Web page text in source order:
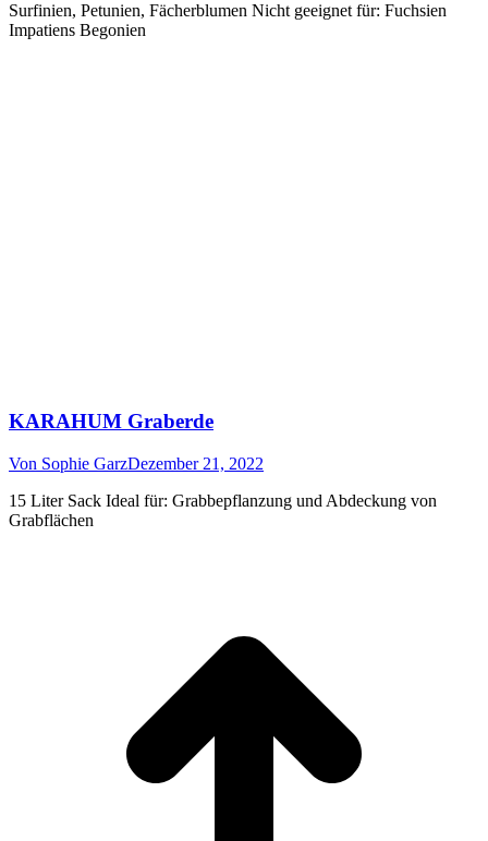
Surfinien, Petunien, Fächerblumen Nicht geeignet für: Fuchsien
Impatiens Begonien
KARAHUM Graberde
Von Sophie GarzDezember 21, 2022
15 Liter Sack Ideal für: Grabbepflanzung und Abdeckung von
Grabflächen